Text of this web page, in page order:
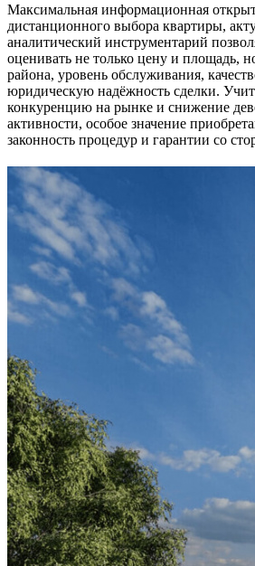
Максимальная информационная
дистанционного выбора квартиры,
аналитический инструментарий
оценивать не только цену и площадь,
района, уровень обслуживания,
юридическую надёжность сделки.
конкуренцию на рынке и снижение
активности, особое значение
законность процедур и гарантии со